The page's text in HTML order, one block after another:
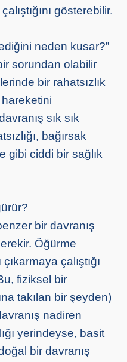
gösterebilir.
neden kusar?”
sorundan olabilir
bir rahatsızlık
sık sık
bağırsak
gibi ciddi bir sağlık
bir davranış
Öğürme
çalıştığı
fiziksel bir
takılan bir şeyden)
nadiren
yerindeyse, basit
bir davranış